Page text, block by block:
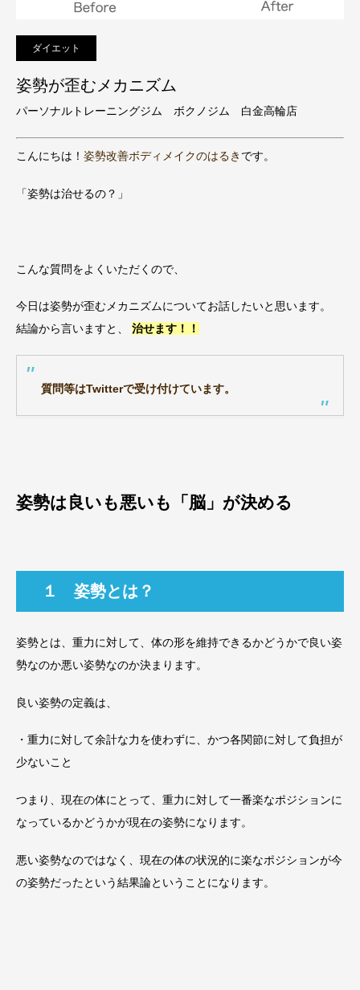
ダイエット
姿勢が歪むメカニズム
パーソナルトレーニングジム ボクノジム 白金高輪店
こんにちは！ 姿勢改善ボディメイクのはるき です。
「姿勢は治せるの？」
こんな質問をよくいただくので、
今日は姿勢が歪むメカニズムについてお話したいと思います。
結論から言いますと、 治せます！！
質問等はTwitterで受け付けています。
姿勢は良いも悪いも「脳」が決める
１ 姿勢とは？
姿勢とは、重力に対して、体の形を維持できるかどうかで良い姿
勢なのか悪い姿勢なのか決まります。
良い姿勢の定義は、
・重力に対して余計な力を使わずに、かつ各関節に対して負担が
少ないこと
つまり、現在の体にとって、重力に対して一番楽なポジションに
なっているかどうかが現在の姿勢になります。
悪い姿勢なのではなく、現在の体の状況的に楽なポジションが今
の姿勢だったという結果論ということになります。